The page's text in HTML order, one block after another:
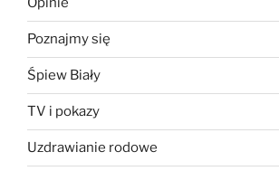
Poznajmy się
Śpiew Biały
TV i pokazy
Uzdrawianie rodowe